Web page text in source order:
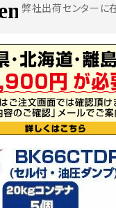
弊社出荷センターに